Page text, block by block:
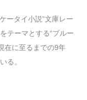
ータイ小説”文庫レー
テーマとする“ブルー
在に至るまでの9年
る。